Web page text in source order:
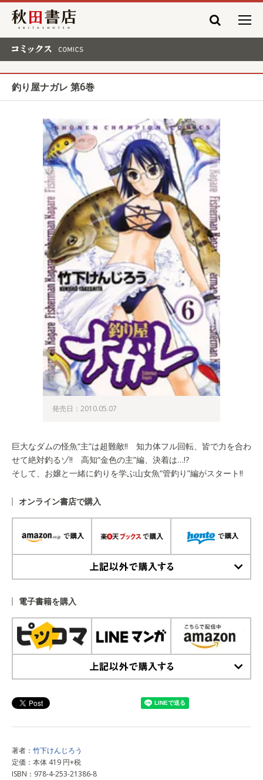
秋田書店
釣り屋ナガレ 第6巻
発売日：2010.05.07
巨大なダムの怪魚“主”は超難敵!! 知力体フル回転、皆で力を合わ
せて絶対釣るゾ!! 高知“金色の主”編、決着は…!?
そして、お嬢と一緒に釣りを学ぶ山女魚“管釣り”編がスタート!!
オンライン書店で購入
電子書籍を購入
著者： 竹下けんじろう
定価：本体 419 円+税
ISBN：978-4-253-21386-8